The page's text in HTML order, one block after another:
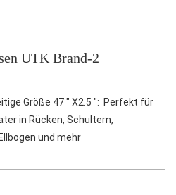
UTK Brand-2
Größe 47 ″ X2.5 ″: Perfekt für
in Rücken, Schultern,
und mehr